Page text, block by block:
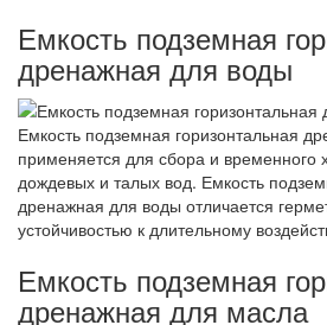
Емкость подземная
дренажная для воды
Емкость подземная горизонтальная
применяется для сбора и временного
дождевых и талых вод. Емкость
дренажная для воды отличается
устойчивостью к длительному
Емкость подземная
дренажная для масла